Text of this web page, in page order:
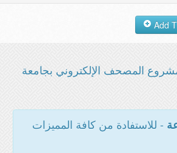
المصحف الإلكتروني بجامعة
- للاستفادة من كافة المميزات